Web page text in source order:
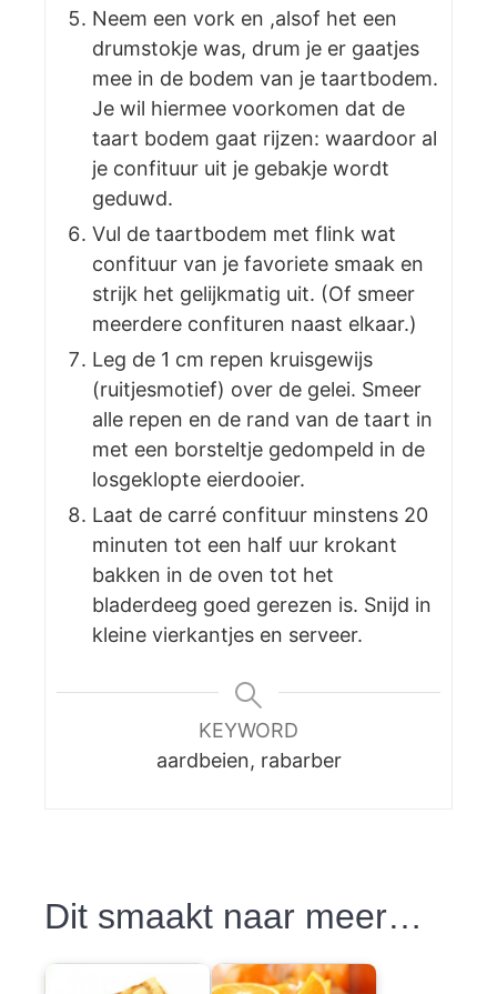
Neem een vork en ,alsof het een
drumstokje was, drum je er gaatjes
mee in de bodem van je taartbodem.
Je wil hiermee voorkomen dat de
taart bodem gaat rijzen: waardoor al
je confituur uit je gebakje wordt
geduwd.
Vul de taartbodem met flink wat
confituur van je favoriete smaak en
strijk het gelijkmatig uit. (Of smeer
meerdere confituren naast elkaar.)
Leg de 1 cm repen kruisgewijs
(ruitjesmotief) over de gelei. Smeer
alle repen en de rand van de taart in
met een borsteltje gedompeld in de
losgeklopte eierdooier.
Laat de carré confituur minstens 20
minuten tot een half uur krokant
bakken in de oven tot het
bladerdeeg goed gerezen is. Snijd in
kleine vierkantjes en serveer.
KEYWORD
aardbeien, rabarber
Dit smaakt naar meer…